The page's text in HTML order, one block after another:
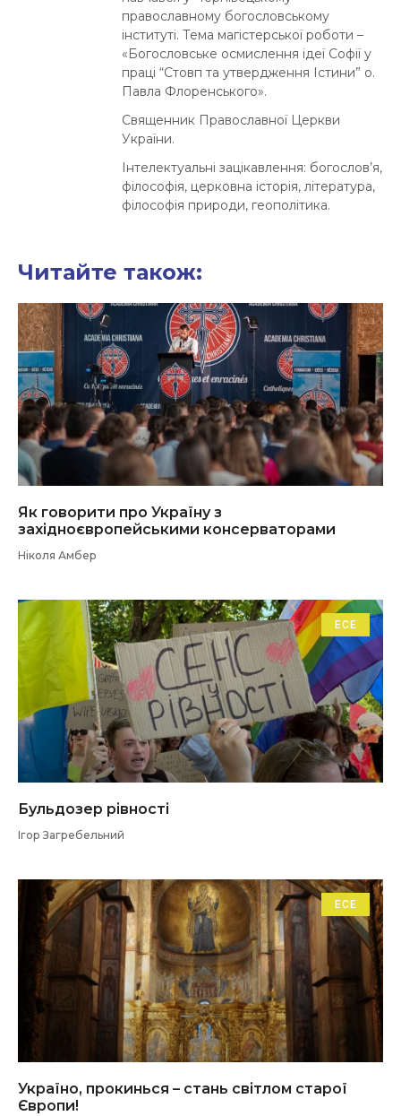
православному богословському
інституті. Тема магістерської роботи –
«Богословське осмислення ідеї Софії у
праці “Стовп та утвердження Істини” о.
Павла Флоренського».
Священник Православної Церкви
України.
Інтелектуальні зацікавлення: богослов’я,
філософія, церковна історія, література,
філософія природи, геополітика.
Читайте також:
Як говорити про Україну з
західноєвропейськими консерваторами
Ніколя Амбер
ЕСЕ
Бульдозер рівності
Ігор Загребельний
ЕСЕ
Україно, прокинься – стань світлом старої
Європи!